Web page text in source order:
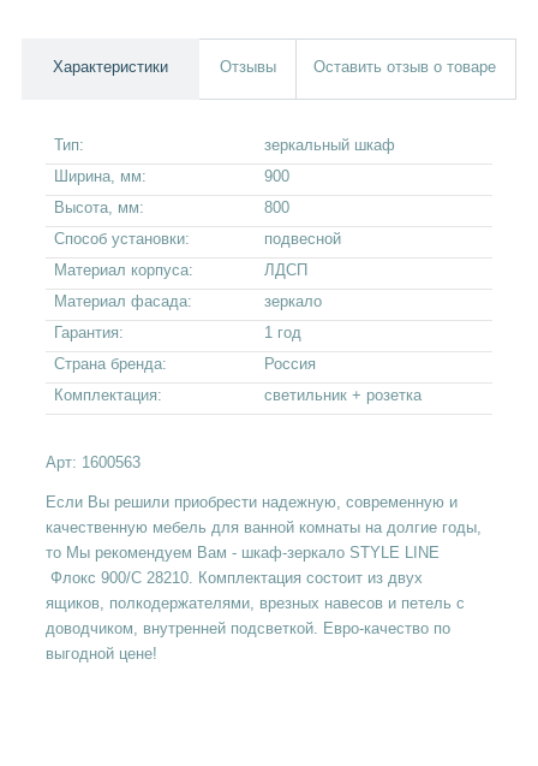
Характеристики Отзывы Оставить отзыв о товаре
Тип:
зеркальный шкаф
Ширина, мм:
900
Высота, мм:
800
Способ установки:
подвесной
Материал корпуса:
ЛДСП
Материал фасада:
зеркало
Гарантия:
1 год
Страна бренда:
Россия
Комплектация:
светильник + розетка
Арт: 1600563
Если Вы решили приобрести надежную, современную и
качественную мебель для ванной комнаты на долгие годы,
то Мы рекомендуем Вам - шкаф-зеркало STYLE LINE
Флокс 900/С 28210. Комплектация состоит из двух
ящиков, полкодержателями, врезных навесов и петель с
доводчиком, внутренней подсветкой. Евро-качество по
выгодной цене!